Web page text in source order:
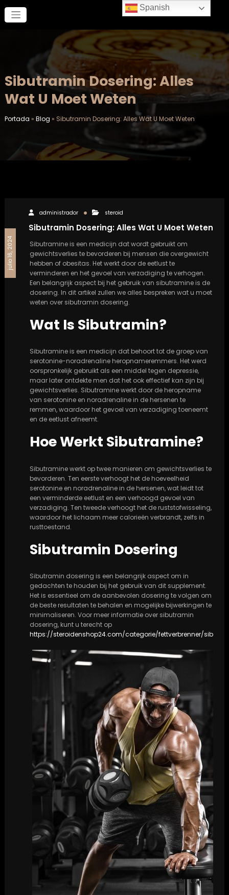
contenido
Sibutramin Dosering: Alles
Wat U Moet Weten
Portada » Blog » Sibutramin Dosering: Alles Wat U Moet Weten
julio 16, 2024
administrador steroid
Sibutramin Dosering: Alles Wat U Moet Weten
Sibutramine is een medicijn dat wordt gebruikt om
gewichtsverlies te bevorderen bij mensen die overgewicht
hebben of obesitas. Het werkt door de eetlust te
verminderen en het gevoel van verzadiging te verhogen.
Een belangrijk aspect bij het gebruik van sibutramine is de
dosering. In dit artikel zullen we alles bespreken wat u moet
weten over sibutramin dosering.
Wat Is Sibutramin?
Sibutramine is een medicijn dat behoort tot de groep van
serotonine-noradrenaline heropnameremmers. Het werd
oorspronkelijk gebruikt als een middel tegen depressie,
maar later ontdekte men dat het ook effectief kan zijn bij
gewichtsverlies. Sibutramine werkt door de heropname
van serotonine en noradrenaline in de hersenen te
remmen, waardoor het gevoel van verzadiging toeneemt
en de eetlust afneemt.
Hoe Werkt Sibutramine?
Sibutramine werkt op twee manieren om gewichtsverlies te
bevorderen. Ten eerste verhoogt het de hoeveelheid
serotonine en noradrenaline in de hersenen, wat leidt tot
een verminderde eetlust en een verhoogd gevoel van
verzadiging. Ten tweede verhoogt het de ruststofwisseling,
waardoor het lichaam meer calorieën verbrandt, zelfs in
rusttoestand.
Sibutramin Dosering
Sibutramin dosering is een belangrijk aspect om in
gedachten te houden bij het gebruik van dit supplement.
Het is essentieel om de aanbevolen dosering te volgen om
de beste resultaten te behalen en mogelijke bijwerkingen te
minimaliseren. Voor meer informatie over sibutramin
dosering, kunt u terecht op
https://steroidenshop24.com/categorie/fettverbrenner/
Spanish